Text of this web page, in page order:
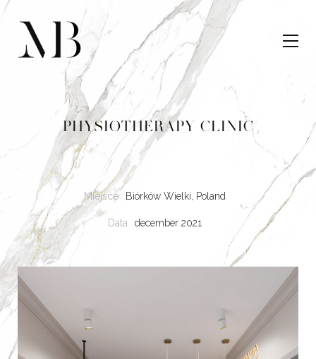
PHYSIOTHERAPY CLINIC
Miejsce Biórków Wielki, Poland
Data december 2021